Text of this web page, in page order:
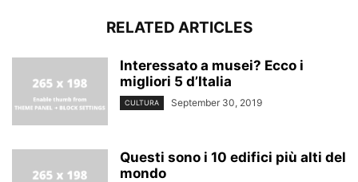
RELATED ARTICLES
Interessato a musei? Ecco i
migliori 5 d’Italia
CULTURA September 30, 2019
Questi sono i 10 edifici più alti del
mondo